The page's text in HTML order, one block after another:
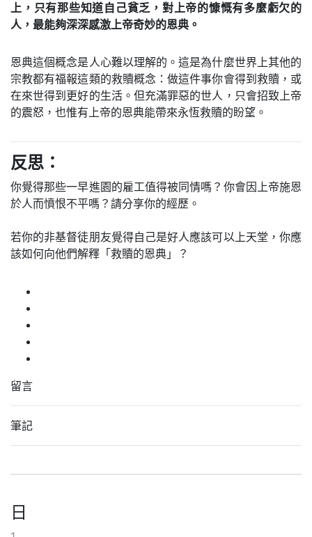
上，只有那些知道自己貧乏，對上帝的慷慨有多麼虧欠的
人，最能夠深深感激上帝奇妙的恩典。
恩典這個概念是人心難以理解的。這是為什麼世界上其他的
宗教都有福報這類的救贖概念：做這件事你會得到救贖，或
在來世得到更好的生活。但充滿罪惡的世人，只會招致上帝
的震怒，也惟有上帝的恩典能帶來永恆救贖的盼望。
反思：
你覺得那些一早進園的雇工值得被同情嗎？你會因上帝施恩
於人而憤恨不平嗎？請分享你的經歷。
若你的非基督徒朋友覺得自己是好人應該可以上天堂，你應
該如何向他們解釋「救贖的恩典」？
留言
筆記
日